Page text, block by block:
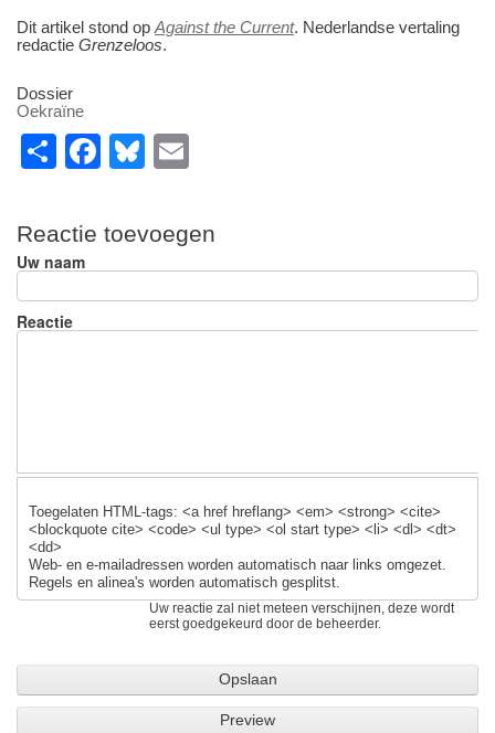
Dit artikel stond op Against the Current. Nederlandse vertaling
redactie Grenzeloos.
Dossier
Oekraïne
S
ar
e
F
c
e
b
o
Bl
e
sk
y
ail
Reactie toevoegen
Uw naam
Reactie
Toegelaten HTML-tags: <a href hreflang> <em> <strong> <cite>
<blockquote cite> <code> <ul type> <ol start type> <li> <dl> <dt>
<dd>
Web- en e-mailadressen worden automatisch naar links omgezet.
Regels en alinea's worden automatisch gesplitst.
Uw reactie zal niet meteen verschijnen, deze wordt
eerst goedgekeurd door de beheerder.